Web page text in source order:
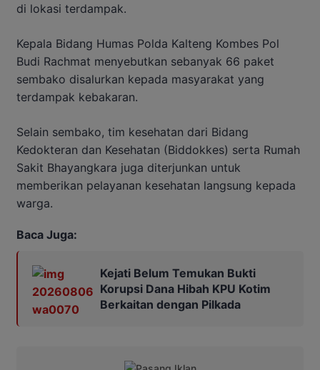
di lokasi terdampak.
Kepala Bidang Humas Polda Kalteng Kombes Pol
Budi Rachmat menyebutkan sebanyak 66 paket
sembako disalurkan kepada masyarakat yang
terdampak kebakaran.
Selain sembako, tim kesehatan dari Bidang
Kedokteran dan Kesehatan (Biddokkes) serta Rumah
Sakit Bhayangkara juga diterjunkan untuk
memberikan pelayanan kesehatan langsung kepada
warga.
Baca Juga:
Kejati Belum Temukan Bukti
Korupsi Dana Hibah KPU Kotim
Berkaitan dengan Pilkada